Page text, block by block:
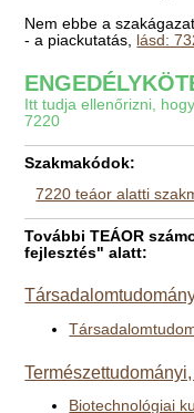
Nem ebbe a
- a piackutatás, lásd:
Itt tudja ellenőrizni,
7220
Szakmakódok:
7220 teáor alatti
További TEÁOR
fejlesztés" alatt:
Biotechnológiai